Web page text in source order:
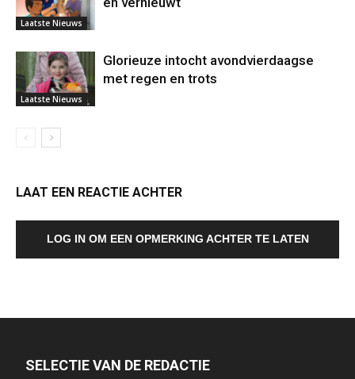
Laatste Nieuws
Laatste Nieuws
Glorieuze intocht avondvierdaagse
met regen en trots
LAAT EEN REACTIE ACHTER
LOG IN OM EEN OPMERKING ACHTER TE LATEN
SELECTIE VAN DE REDACTIE